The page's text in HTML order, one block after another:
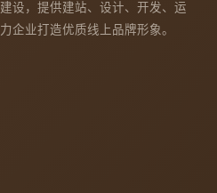
设，提供建站、设计、开发、运
企业打造优质线上品牌形象。